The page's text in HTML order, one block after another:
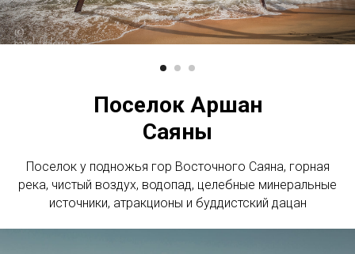
Поселок Аршан
Саяны
Поселок у подножья гор Восточного Саяна, горная
река, чистый воздух, водопад, целебные минеральные
источники, атракционы и буддистский дацан